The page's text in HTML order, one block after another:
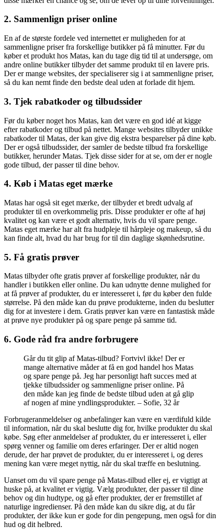
2. Sammenlign priser online
En af de største fordele ved internettet er muligheden for at
sammenligne priser fra forskellige butikker på få minutter. Før du
køber et produkt hos Matas, kan du tage dig tid til at undersøge, om
andre online butikker tilbyder det samme produkt til en lavere pris.
Der er mange websites, der specialiserer sig i at sammenligne priser,
så du kan nemt finde den bedste deal uden at forlade dit hjem.
3. Tjek rabatkoder og tilbudssider
Før du køber noget hos Matas, kan det være en god idé at kigge
efter rabatkoder og tilbud på nettet. Mange websites tilbyder unikke
rabatkoder til Matas, der kan give dig ekstra besparelser på dine køb.
Der er også tilbudssider, der samler de bedste tilbud fra forskellige
butikker, herunder Matas. Tjek disse sider for at se, om der er nogle
gode tilbud, der passer til dine behov.
4. Køb i Matas eget mærke
Matas har også sit eget mærke, der tilbyder et bredt udvalg af
produkter til en overkommelig pris. Disse produkter er ofte af høj
kvalitet og kan være et godt alternativ, hvis du vil spare penge.
Matas eget mærke har alt fra hudpleje til hårpleje og makeup, så du
kan finde alt, hvad du har brug for til din daglige skønhedsrutine.
5. Få gratis prøver
Matas tilbyder ofte gratis prøver af forskellige produkter, når du
handler i butikken eller online. Du kan udnytte denne mulighed for
at få prøver af produkter, du er interesseret i, før du køber den fulde
størrelse. På den måde kan du prøve produkterne, inden du beslutter
dig for at investere i dem. Gratis prøver kan være en fantastisk måde
at prøve nye produkter på og spare penge på samme tid.
6. Gode råd fra andre forbrugere
Går du tit glip af Matas-tilbud? Fortvivl ikke! Der er
mange alternative måder at få en god handel hos Matas
og spare penge på. Jeg har personligt haft succes med at
tjekke tilbudssider og sammenligne priser online. På
den måde kan jeg finde de bedste tilbud uden at gå glip
af nogen af mine yndlingsprodukter. – Sofie, 32 år
Forbrugeranmeldelser og anbefalinger kan være en værdifuld kilde
til information, når du skal beslutte dig for, hvilke produkter du skal
købe. Søg efter anmeldelser af produkter, du er interesseret i, eller
spørg venner og familie om deres erfaringer. Der er altid nogen
derude, der har prøvet de produkter, du er interesseret i, og deres
mening kan være meget nyttig, når du skal træffe en beslutning.
Uanset om du vil spare penge på Matas-tilbud eller ej, er vigtigt at
huske på, at kvalitet er vigtig. Vælg produkter, der passer til dine
behov og din hudtype, og gå efter produkter, der er fremstillet af
naturlige ingredienser. På den måde kan du sikre dig, at du får
produkter, der ikke kun er gode for din pengepung, men også for din
hud og dit helbred.